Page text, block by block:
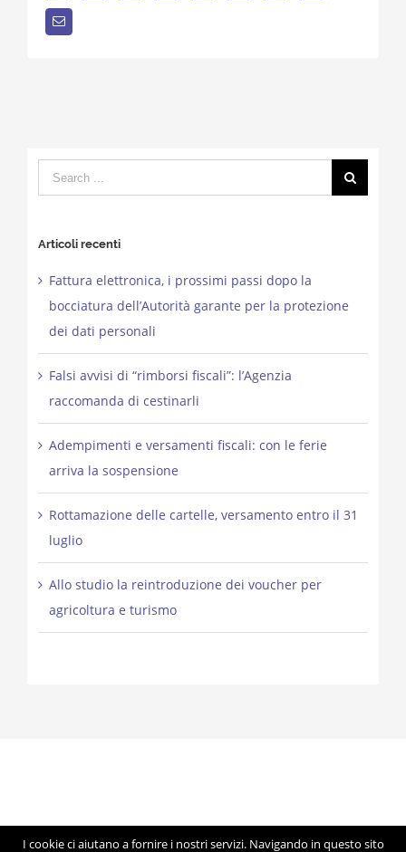
Email
Search
for:
Articoli recenti
Fattura elettronica, i prossimi passi dopo la
bocciatura dell’Autorità garante per la protezione
dei dati personali
Falsi avvisi di “rimborsi fiscali”: l’Agenzia
raccomanda di cestinarli
Adempimenti e versamenti fiscali: con le ferie
arriva la sospensione
Rottamazione delle cartelle, versamento entro il 31
luglio
Allo studio la reintroduzione dei voucher per
agricoltura e turismo
I cookie ci aiutano a fornire i nostri servizi. Navigando in questo sito